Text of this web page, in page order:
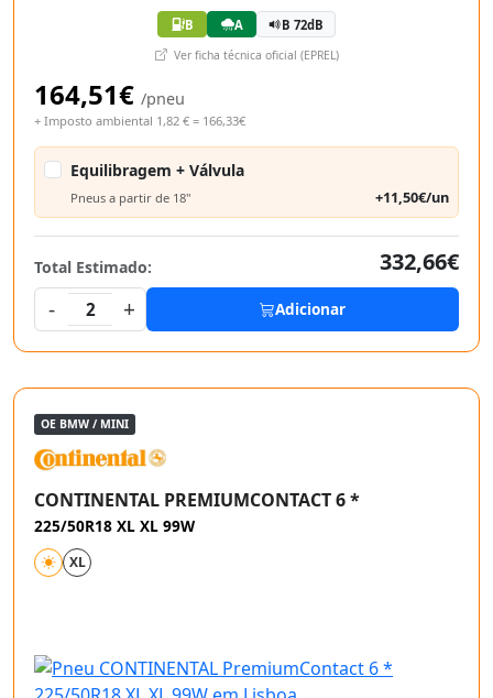
B A B 72dB
Ver ficha técnica oficial (EPREL)
164,51€ /pneu
+ Imposto ambiental 1,82 € = 166,33€
Equilibragem + Válvula
Pneus a partir de 18" +11,50€/un
Total Estimado:
332,66€
-
2 + Adicionar
OE BMW / MINI
CONTINENTAL PREMIUMCONTACT 6 *
225/50R18 XL XL 99W
XL